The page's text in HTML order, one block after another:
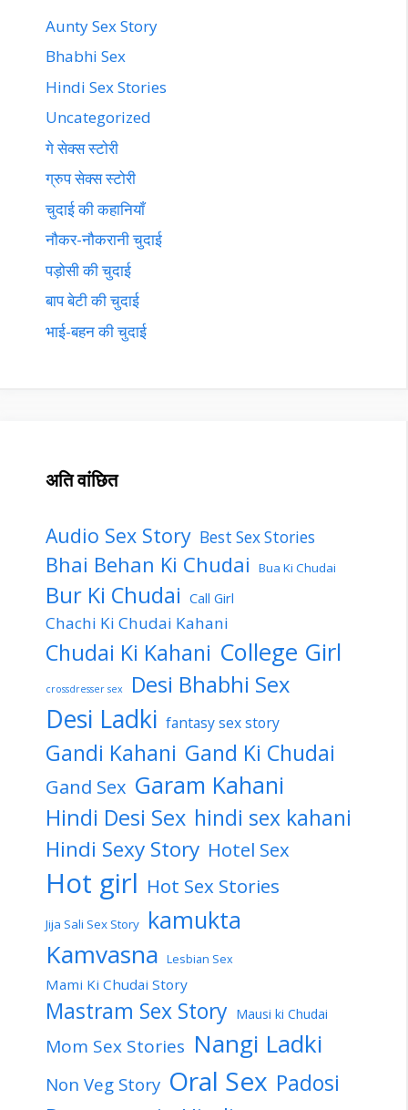
Aunty Sex Story
Bhabhi Sex
Hindi Sex Stories
Uncategorized
गे सेक्स स्टोरी
ग्रुप सेक्स स्टोरी
चुदाई की कहानियाँ
नौकर-नौकरानी चुदाई
पड़ोसी की चुदाई
बाप बेटी की चुदाई
भाई-बहन की चुदाई
अति वांछित
Audio Sex Story Best Sex Stories
Bhai Behan Ki Chudai Bua Ki Chudai
Bur Ki Chudai Call Girl
Chachi Ki Chudai Kahani
Chudai Ki Kahani College Girl
crossdresser sex Desi Bhabhi Sex
Desi Ladki fantasy sex story
Gandi Kahani Gand Ki Chudai
Gand Sex Garam Kahani
Hindi Desi Sex hindi sex kahani
Hindi Sexy Story Hotel Sex
Hot girl Hot Sex Stories
Jija Sali Sex Story kamukta
Kamvasna Lesbian Sex
Mami Ki Chudai Story
Mastram Sex Story Mausi ki Chudai
Mom Sex Stories Nangi Ladki
Non Veg Story Oral Sex Padosi